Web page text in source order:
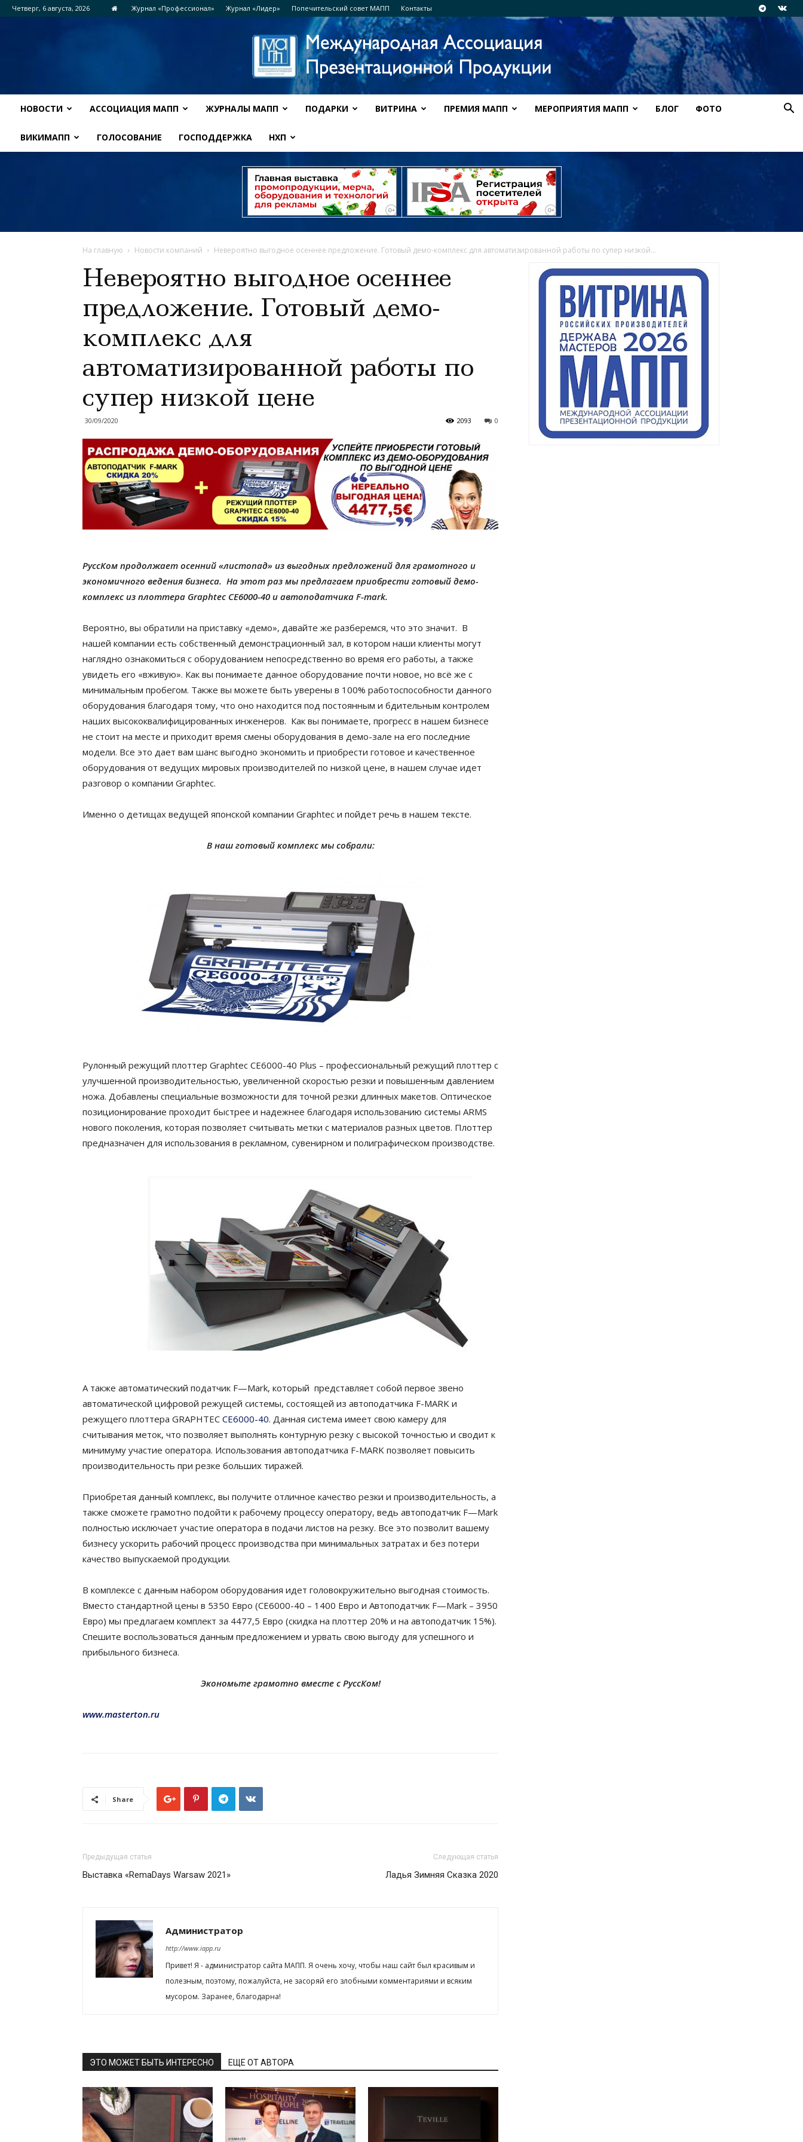
Четверг, 6 августа, 2026 Журнал «Профессионал» Журнал «Лидер» Попечительский совет МАПП Контакты
НОВОСТИ АССОЦИАЦИЯ МАПП ЖУРНАЛЫ МАПП ПОДАРКИ ВИТРИНА ПРЕМИЯ МАПП МЕРОПРИЯТИЯ МАПП БЛОГ ФОТО
ВИКИМАПП ГОЛОСОВАНИЕ ГОСПОДДЕРЖКА НХП
На главную Новости компаний Невероятно выгодное осеннее предложение. Готовый демо-комплекс для автоматизированной работы по супер низкой...
Невероятно выгодное осеннее
предложение. Готовый демо-
комплекс для
автоматизированной работы по
супер низкой цене
30/09/2020 0
2093
РуссКом продолжает осенний «листопад» из выгодных предложений для грамотного и
экономичного ведения бизнеса. На этот раз мы предлагаем приобрести готовый демо-
комплекс из плоттера Graphtec CE6000-40 и автоподатчика F-mark.
Вероятно, вы обратили на приставку «демо», давайте же разберемся, что это значит. В
нашей компании есть собственный демонстрационный зал, в котором наши клиенты могут
наглядно ознакомиться с оборудованием непосредственно во время его работы, а также
увидеть его «вживую». Как вы понимаете данное оборудование почти новое, но всё же с
минимальным пробегом. Также вы можете быть уверены в 100% работоспособности данного
оборудования благодаря тому, что оно находится под постоянным и бдительным контролем
наших высококвалифицированных инженеров. Как вы понимаете, прогресс в нашем бизнесе
не стоит на месте и приходит время смены оборудования в демо-зале на его последние
модели. Все это дает вам шанс выгодно экономить и приобрести готовое и качественное
оборудования от ведущих мировых производителей по низкой цене, в нашем случае идет
разговор о компании Graphtec.
Именно о детищах ведущей японской компании Graphtec и пойдет речь в нашем тексте.
В наш готовый комплекс мы собрали:
Рулонный режущий плоттер Graphtec CE6000-40 Plus – профессиональный режущий плоттер с
улучшенной производительностью, увеличенной скоростью резки и повышенным давлением
ножа. Добавлены специальные возможности для точной резки длинных макетов. Оптическое
позиционирование проходит быстрее и надежнее благодаря использованию системы ARMS
нового поколения, которая позволяет считывать метки с материалов разных цветов. Плоттер
предназначен для использования в рекламном, сувенирном и полиграфическом производстве.
А также автоматический податчик F—Mark, который представляет собой первое звено
автоматической цифровой режущей системы, состоящей из автоподатчика F-MARK и
режущего плоттера GRAPHTEC СЕ6000-40. Данная система имеет свою камеру для
считывания меток, что позволяет выполнять контурную резку с высокой точностью и сводит к
минимуму участие оператора. Использования автоподатчика F-MARK позволяет повысить
производительность при резке больших тиражей.
Приобретая данный комплекс, вы получите отличное качество резки и производительность, а
также сможете грамотно подойти к рабочему процессу оператору, ведь автоподатчик F—Mark
полностью исключает участие оператора в подачи листов на резку. Все это позволит вашему
бизнесу ускорить рабочий процесс производства при минимальных затратах и без потери
качество выпускаемой продукции.
В комплексе с данным набором оборудования идет головокружительно выгодная стоимость.
Вместо стандартной цены в 5350 Евро (CE6000-40 – 1400 Евро и Автоподатчик F—Mark – 3950
Евро) мы предлагаем комплект за 4477,5 Евро (скидка на плоттер 20% и на автоподатчик 15%).
Спешите воспользоваться данным предложением и урвать свою выгоду для успешного и
прибыльного бизнеса.
Экономьте грамотно вместе с РуссКом!
www.masterton.ru
Share
Предыдущая статья
Выставка «RemaDays Warsaw 2021»
Следующая статья
Ладья Зимняя Сказка 2020
Администратор
http://www.iapp.ru
Привет! Я - администратор сайта МАПП. Я очень хочу, чтобы наш сайт был красивым и
полезным, поэтому, пожалуйста, не засоряй его злобными комментариями и всяким
мусором. Заранее, благодарна!
ЭТО МОЖЕТ БЫТЬ ИНТЕРЕСНО ЕЩЕ ОТ АВТОРА